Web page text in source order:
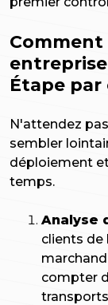
entreprise
Étape par
N'attendez
sembler
déploiement
temps.
Analyse
clients de
compter